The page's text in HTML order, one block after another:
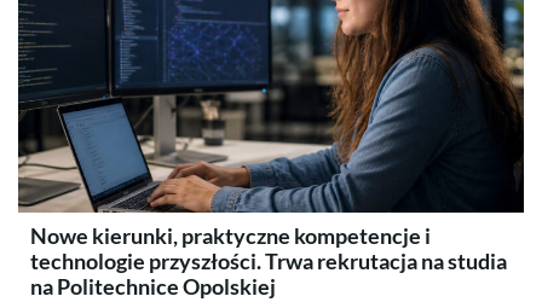
Nowe kierunki, praktyczne kompetencje i
technologie przyszłości. Trwa rekrutacja na studia
na Politechnice Opolskiej